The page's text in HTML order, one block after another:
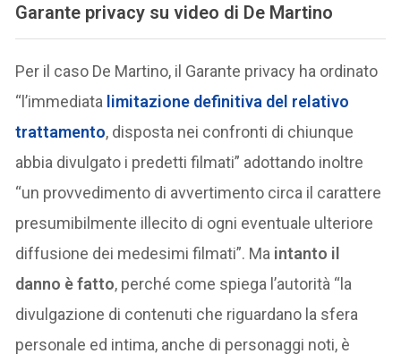
Garante privacy su video di De Martino
Per il caso De Martino, il Garante privacy ha ordinato
“l’immediata limitazione definitiva del relativo
trattamento, disposta nei confronti di chiunque
abbia divulgato i predetti filmati” adottando inoltre
“un provvedimento di avvertimento circa il carattere
presumibilmente illecito di ogni eventuale ulteriore
diffusione dei medesimi filmati”. Ma intanto il
danno è fatto, perché come spiega l’autorità “la
divulgazione di contenuti che riguardano la sfera
personale ed intima, anche di personaggi noti, è